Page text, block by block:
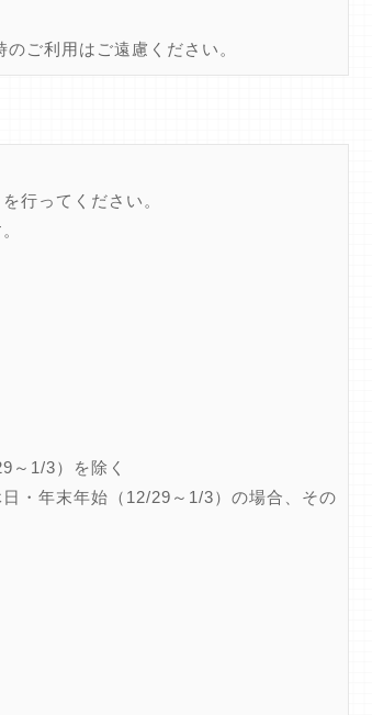
ご利用はご遠慮ください。
行ってください。
～1/3）を除く
・年末年始（12/29～1/3）の場合、その